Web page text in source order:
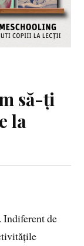
să-ți
la
de